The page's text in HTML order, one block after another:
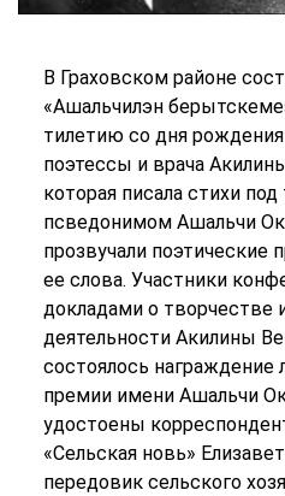
В Граховском районе
«Ашальчилэн
тилетию со дня
поэтессы и врача
которая писала стихи
псведонимом Ашальчи
прозвучали поэтические
ее слова. Участники
докладами о творчестве
деятельности Акилины
состоялось награждение
премии имени Ашальчи
удостоены
«Сельская новь»
передовик сельского